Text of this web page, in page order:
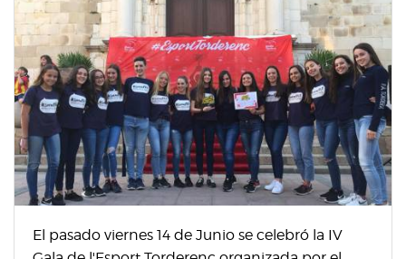
El pasado viernes 14 de Junio se celebró la IV